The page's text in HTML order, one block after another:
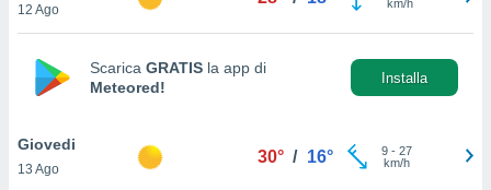
la
nella
12 Ago
km/h
Scarica GRATIS la app di
Meteored!
Installa
Giovedi
13 Ago
30° / 16° 9- 27
km/h